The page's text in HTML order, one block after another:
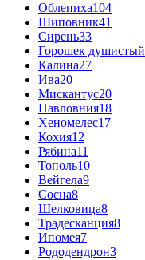
Облепиха104
Шиповник41
Сирень33
Горошек душистый
Калина27
Ива20
Мискантус20
Павловния18
Хеномелес17
Кохия12
Рябина11
Тополь10
Вейгела9
Сосна8
Шелковица8
Традесканция8
Ипомея7
Рододендрон3